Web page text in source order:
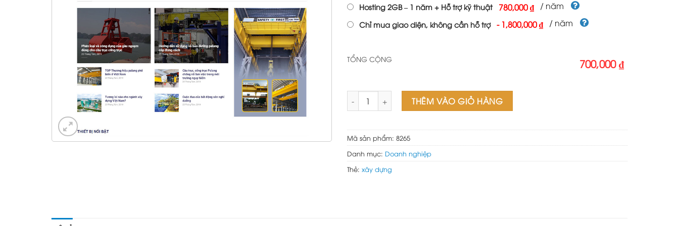
Hosting 2GB – 1 năm + Hỗ trợ kỹ thuật 780,000 ₫ / năm
Chỉ mua giao diện, không cần hỗ trợ -1,800,000 ₫ / năm
TỔNG CỘNG 700,000 ₫
Theme wordpress xây dựng 03 số lượng
THÊM VÀO GIỎ HÀNG
Mã sản phẩm: 8265
Danh mục: Doanh nghiệp
Thẻ: xây dựng